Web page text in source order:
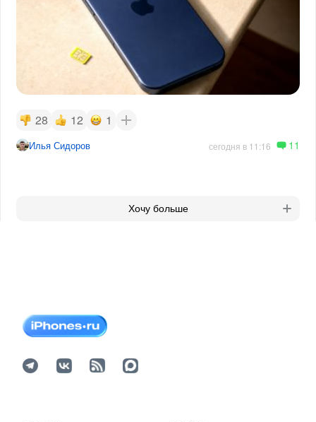
28 12 1
Илья Сидоров сегодня в 11:16 11
Хочу больше